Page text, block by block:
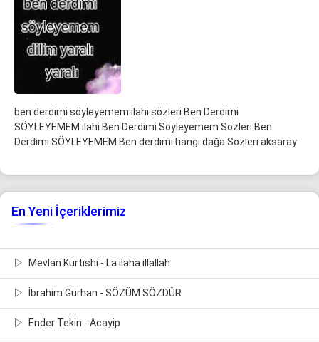
ben derdimi söyleyemem ilahi sözleri Ben Derdimi
SÖYLEYEMEM ilahi Ben Derdimi Söyleyemem Sözleri Ben
Derdimi SÖYLEYEMEM Ben derdimi hangi dağa Sözleri aksaray
En Yeni İçeriklerimiz
Mevlan Kurtishi - La ilaha illallah
İbrahim Gürhan - SÖZÜM SÖZDÜR
Ender Tekin - Acayip